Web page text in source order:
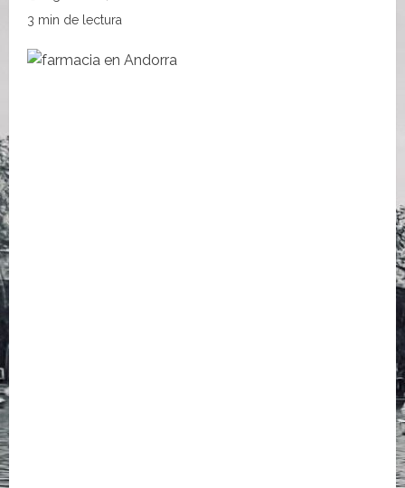
3 min de lectura